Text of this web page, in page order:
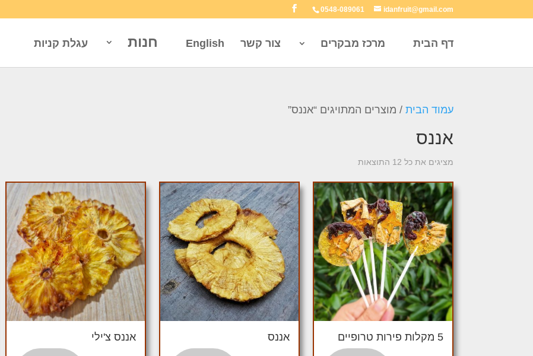
0548-089061 idanfruit@gmail.com
דף הבית מרכז מבקרים צור קשר English חנות עגלת קניות
עמוד הבית / מוצרים המתויגים “אננס”
אננס
מציגים את כל ⁦12⁩ התוצאות
5 מקלות פירות טרופיים אננס אננס צ'ילי